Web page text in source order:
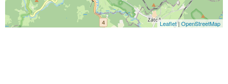
Leaflet| OpenStreetMap